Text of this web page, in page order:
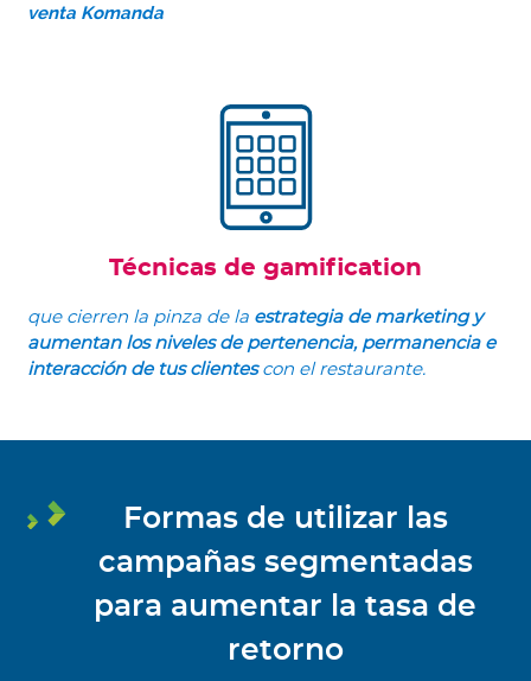
venta Komanda
Técnicas de gamification
que cierren la pinza de la estrategia de marketing y
aumentan los niveles de pertenencia, permanencia e
interacción de tus clientescon el restaurante.
Formas de utilizar las
campañas segmentadas
para aumentar la tasa de
retorno